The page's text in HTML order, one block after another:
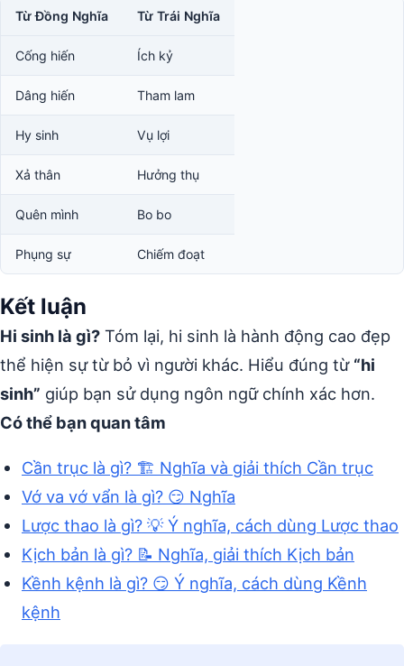
Từ Đồng Nghĩa Từ Trái Nghĩa
Cống hiến Ích kỷ
Dâng hiến Tham lam
Hy sinh Vụ lợi
Xả thân Hưởng thụ
Quên mình Bo bo
Phụng sự Chiếm đoạt
Kết luận
Hi sinh là gì? Tóm lại, hi sinh là hành động cao đẹp
thể hiện sự từ bỏ vì người khác. Hiểu đúng từ “hi
sinh” giúp bạn sử dụng ngôn ngữ chính xác hơn.
Có thể bạn quan tâm
Cần trục là gì? 🏗️ Nghĩa và giải thích Cần trục
Vớ va vớ vẩn là gì? 😏 Nghĩa
Lược thao là gì? 💡 Ý nghĩa, cách dùng Lược thao
Kịch bản là gì? 📝 Nghĩa, giải thích Kịch bản
Kềnh kệnh là gì? 😏 Ý nghĩa, cách dùng Kềnh
kệnh